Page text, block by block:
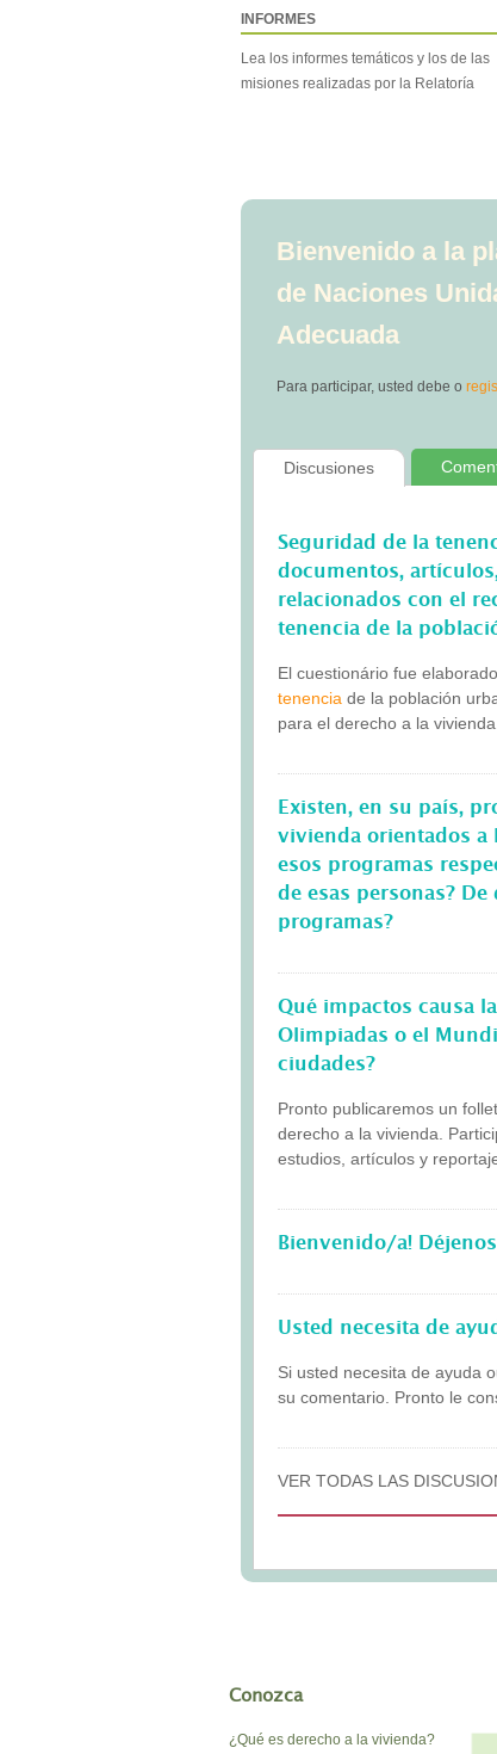
INFORMES
Lea los informes temáticos y los de las
misiones realizadas por la Relatoría
Bienvenido a la
de Naciones
Adecuada
Para participar, usted debe o
Discusiones
Seguridad de la
documentos,
relacionados con el
tenencia de la
El cuestionário fue
tenencia de la población
para el derecho a la vivienda.
Existen, en su país,
vivienda orientados a
esos programas
de esas personas?
programas?
Qué impactos causa
Olimpiadas o el
ciudades?
Pronto publicaremos un
derecho a la vivienda.
estudios, artículos y
Bienvenido/a!
Usted necesita de
Si usted necesita de ayuda
su comentario. Pronto le
VER TODAS LAS
Conozca
¿Qué es derecho a la vivienda?